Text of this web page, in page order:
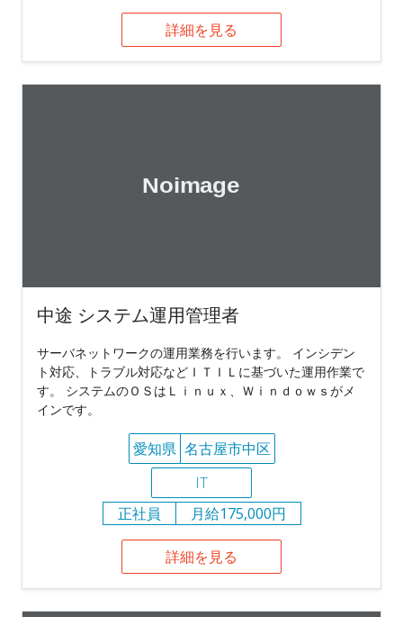
詳細を見る
中途 システム運用管理者
サーバネットワークの運用業務を行います。 インシデン
ト対応、トラブル対応などＩＴＩＬに基づいた運用作業で
す。 システムのＯＳはＬｉｎｕｘ、Ｗｉｎｄｏｗｓがメ
インです。
愛知県 名古屋市中区
IT
正社員
月給175,000円
詳細を見る